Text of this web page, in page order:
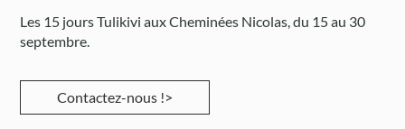
Les 15 jours Tulikivi aux Cheminées Nicolas, du 15 au 30
septembre.
Contactez-nous !